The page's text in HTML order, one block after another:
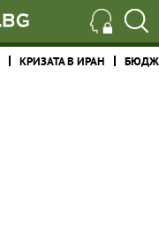
КРИЗАТА В ИРАН